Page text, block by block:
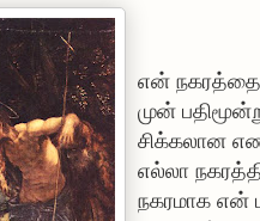
என்
முன்
சிக்கலான
எல்லா
நகரமாக என்